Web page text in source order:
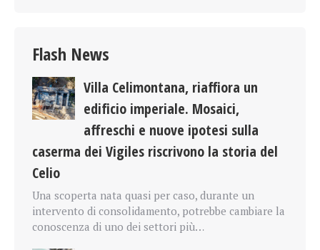
Flash News
Villa Celimontana, riaffiora un
edificio imperiale. Mosaici,
affreschi e nuove ipotesi sulla
caserma dei Vigiles riscrivono la storia del
Celio
Una scoperta nata quasi per caso, durante un
intervento di consolidamento, potrebbe cambiare la
conoscenza di uno dei settori più…